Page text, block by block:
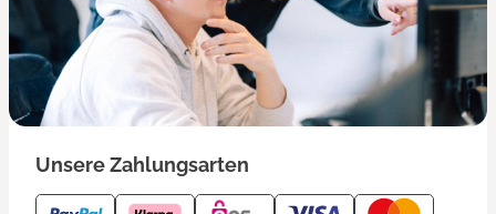
Unsere Zahlungsarten